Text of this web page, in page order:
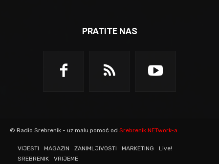
PRATITE NAS
© Radio Srebrenik - uz malu pomoć od Srebrenik.NETwork-a
VIJESTI MAGAZIN ZANIMLJIVOSTI MARKETING
Live!
SREBRENIK
VRIJEME